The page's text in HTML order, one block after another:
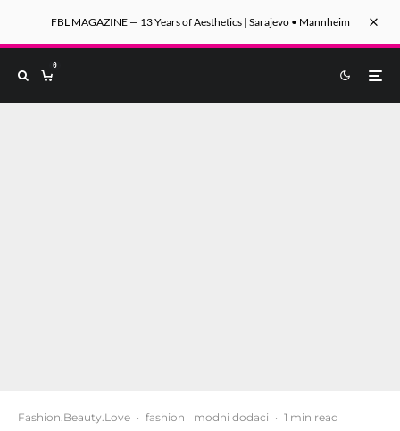
FBL MAGAZINE — 13 Years of Aesthetics | Sarajevo • Mannheim
0
Fashion.Beauty.Love · fashion modni dodaci · 1 min read